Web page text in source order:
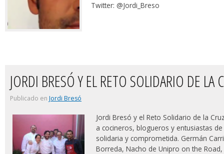
Twitter: @Jordi_Breso
JORDI BRESÓ Y EL RETO SOLIDARIO DE LA
Publicado en Jordi Bresó
Jordi Bresó y el Reto Solidario de la
a cocineros, blogueros y entusiastas
solidaria y comprometida. Germán
Borreda, Nacho de Unipro on the